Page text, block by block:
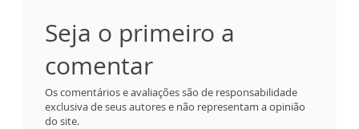
Seja o primeiro a
comentar
Os comentários e avaliações são de responsabilidade
exclusiva de seus autores e não representam a opinião
do site.